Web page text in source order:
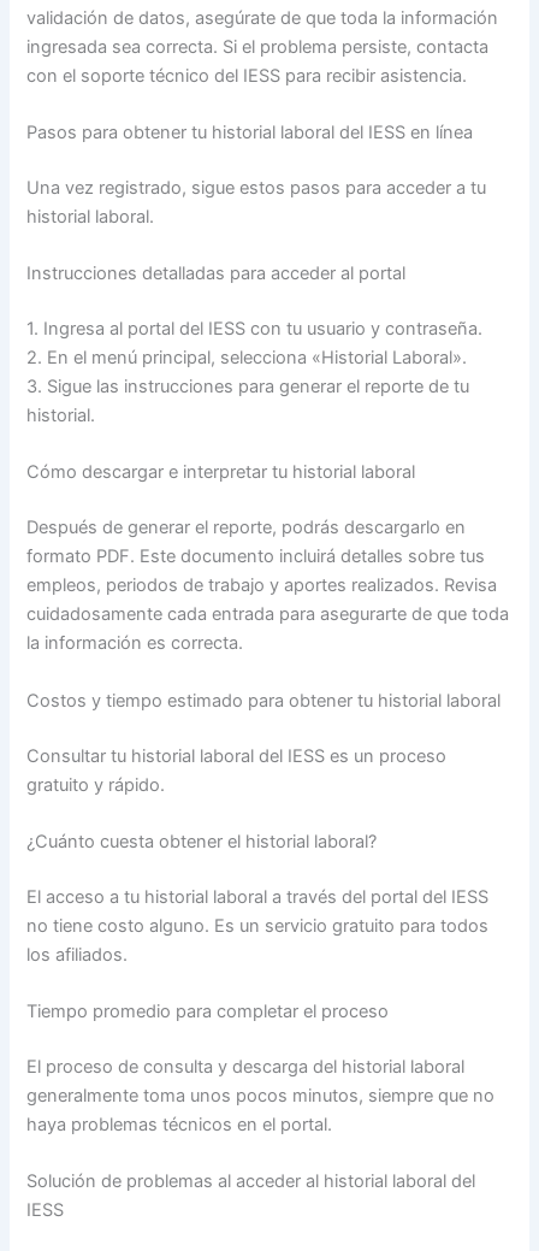
validación de datos, asegúrate de que toda la información
ingresada sea correcta. Si el problema persiste, contacta
con el soporte técnico del IESS para recibir asistencia.
Pasos para obtener tu historial laboral del IESS en línea
Una vez registrado, sigue estos pasos para acceder a tu
historial laboral.
Instrucciones detalladas para acceder al portal
1. Ingresa al portal del IESS con tu usuario y contraseña.
2. En el menú principal, selecciona «Historial Laboral».
3. Sigue las instrucciones para generar el reporte de tu
historial.
Cómo descargar e interpretar tu historial laboral
Después de generar el reporte, podrás descargarlo en
formato PDF. Este documento incluirá detalles sobre tus
empleos, periodos de trabajo y aportes realizados. Revisa
cuidadosamente cada entrada para asegurarte de que toda
la información es correcta.
Costos y tiempo estimado para obtener tu historial laboral
Consultar tu historial laboral del IESS es un proceso
gratuito y rápido.
¿Cuánto cuesta obtener el historial laboral?
El acceso a tu historial laboral a través del portal del IESS
no tiene costo alguno. Es un servicio gratuito para todos
los afiliados.
Tiempo promedio para completar el proceso
El proceso de consulta y descarga del historial laboral
generalmente toma unos pocos minutos, siempre que no
haya problemas técnicos en el portal.
Solución de problemas al acceder al historial laboral del
IESS